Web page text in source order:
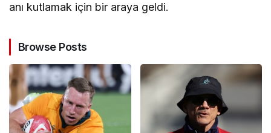
anı kutlamak için bir araya geldi.
Browse Posts